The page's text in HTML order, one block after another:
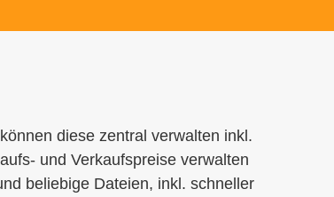
diese zentral verwalten inkl.
und Verkaufspreise verwalten
beliebige Dateien, inkl. schneller